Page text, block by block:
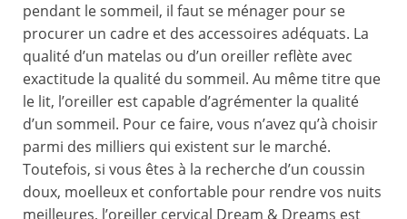
pendant le sommeil, il faut se ménager pour se
procurer un cadre et des accessoires adéquats. La
qualité d’un matelas ou d’un oreiller reflète avec
exactitude la qualité du sommeil. Au même titre que
le lit, l’oreiller est capable d’agrémenter la qualité
d’un sommeil. Pour ce faire, vous n’avez qu’à choisir
parmi des milliers qui existent sur le marché.
Toutefois, si vous êtes à la recherche d’un coussin
doux, moelleux et confortable pour rendre vos nuits
meilleures, l’oreiller cervical Dream & Dreams est